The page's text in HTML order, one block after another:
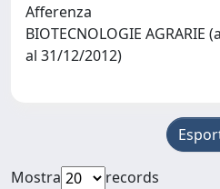
Afferenza
BIOTECNOLOGIE
al 31/12/2012)
Mostra
records